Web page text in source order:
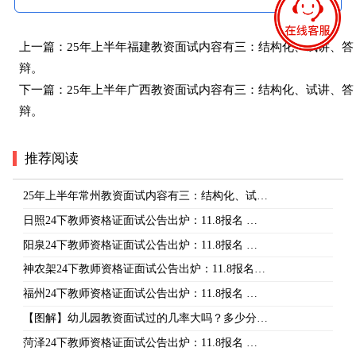
上一篇： 25年上半年福建教资面试内容有三：结构化、试讲、答
辩。
下一篇： 25年上半年广西教资面试内容有三：结构化、试讲、答
辩。
推荐阅读
25年上半年常州教资面试内容有三：结构化、试…
日照24下教师资格证面试公告出炉：11.8报名 …
阳泉24下教师资格证面试公告出炉：11.8报名 …
神农架24下教师资格证面试公告出炉：11.8报名…
福州24下教师资格证面试公告出炉：11.8报名 …
【图解】幼儿园教资面试过的几率大吗？多少分…
菏泽24下教师资格证面试公告出炉：11.8报名 …